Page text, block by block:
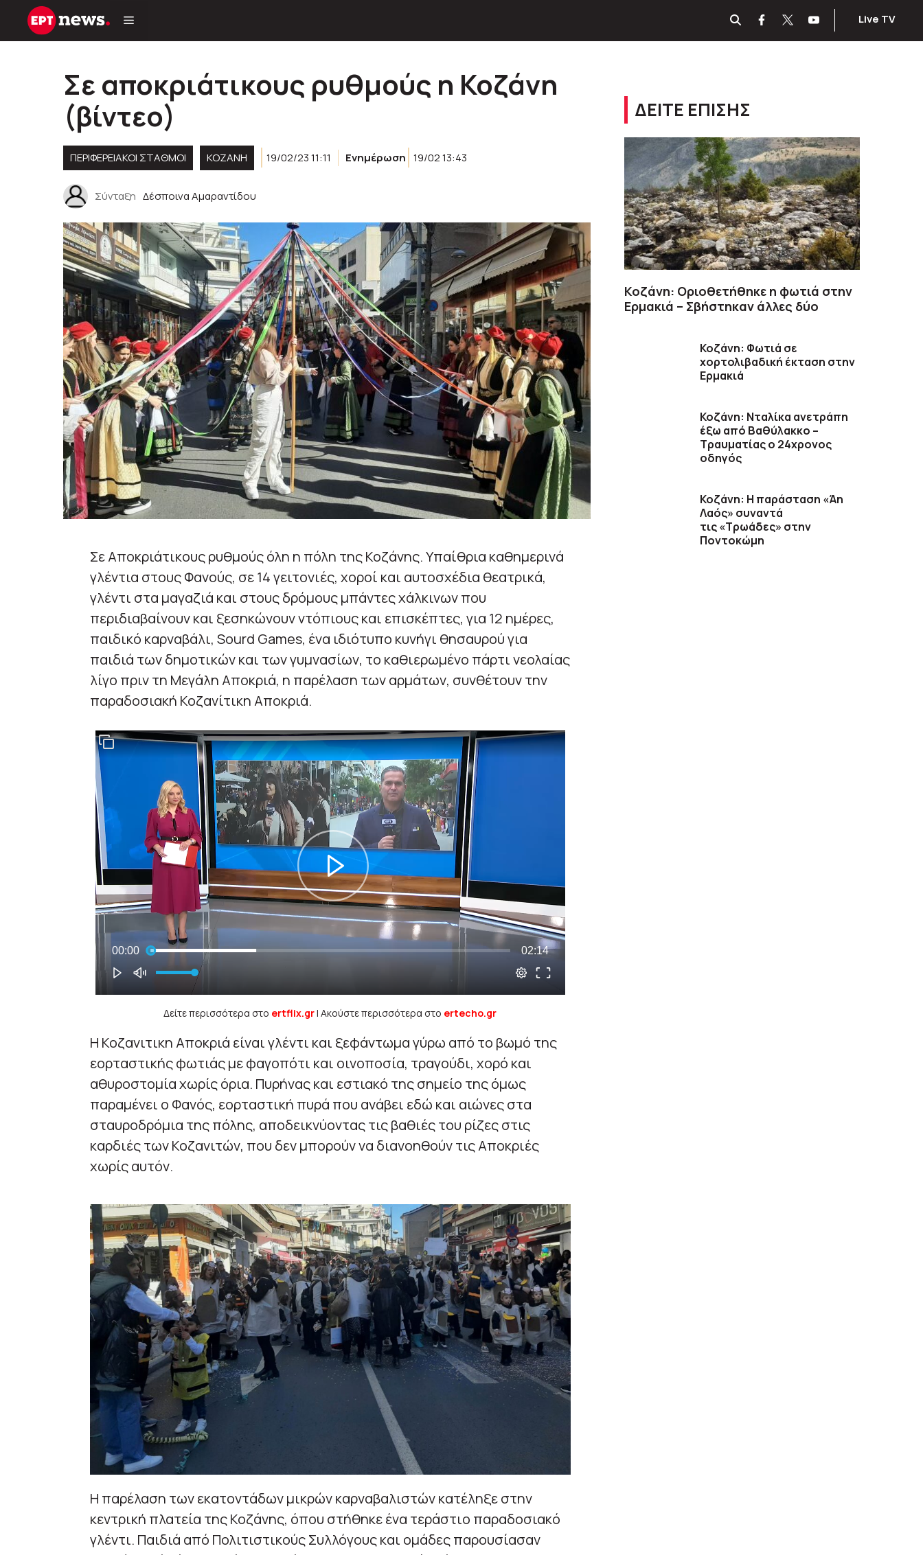
Μετάβαση
Live TV
Σε αποκριάτικους ρυθμούς η Κοζάνη
(βίντεο)
ΠΕΡΙΦΕΡΕΙΑΚΟΊ ΣΤΑΘΜΟΊ KOZANH 19/02/23 11:11 Ενημέρωση 19/02 13:43
Σύνταξη Δέσποινα Αμαραντίδου
Σε Αποκριάτικους ρυθμούς όλη η πόλη της Κοζάνης. Υπαίθρια καθημερινά
γλέντια στους Φανούς, σε 14 γειτονιές, χοροί και αυτοσχέδια θεατρικά,
γλέντι στα μαγαζιά και στους δρόμους μπάντες χάλκινων που
περιδιαβαίνουν και ξεσηκώνουν ντόπιους και επισκέπτες, για 12 ημέρες,
παιδικό καρναβάλι, Sourd Games, ένα ιδιότυπο κυνήγι θησαυρού για
παιδιά των δημοτικών και των γυμνασίων, το καθιερωμένο πάρτι νεολαίας
λίγο πριν τη Μεγάλη Αποκριά, η παρέλαση των αρμάτων, συνθέτουν την
παραδοσιακή Κοζανίτικη Αποκριά.
Δείτε περισσότερα στο ertflix.gr| Ακούστε περισσότερα στο ertecho.gr
Η Κοζανιτικη Αποκριά είναι γλέντι και ξεφάντωμα γύρω από το βωμό της
εορταστικής φωτιάς με φαγοπότι και οινοποσία, τραγούδι, χορό και
αθυροστομία χωρίς όρια. Πυρήνας και εστιακό της σημείο της όμως
παραμένει o Φανός, εορταστική πυρά που ανάβει εδώ και αιώνες στα
σταυροδρόμια της πόλης, αποδεικνύοντας τις βαθιές του ρίζες στις
καρδιές των Κοζανιτών, που δεν μπορούν να διανοηθούν τις Αποκριές
χωρίς αυτόν.
Η παρέλαση των εκατοντάδων μικρών καρναβαλιστών κατέληξε στην
κεντρική πλατεία της Κοζάνης, όπου στήθηκε ένα τεράστιo παραδοσιακό
γλέντι. Παιδιά από Πολιτιστικούς Συλλόγους και ομάδες παρουσίασαν
ΔΕΙΤΕ ΕΠΙΣΗΣ
Κοζάνη: Οριοθετήθηκε η φωτιά στην
Ερμακιά – Σβήστηκαν άλλες δύο
Κοζάνη: Φωτιά σε
χορτολιβαδική έκταση στην
Ερμακιά
Κοζάνη: Νταλίκα ανετράπη
έξω από Βαθύλακκο –
Τραυματίας ο 24χρονος
οδηγός
Κοζάνη: Η παράσταση «Άη
Λαός» συναντά
τις «Τρωάδες» στην
Ποντοκώμη